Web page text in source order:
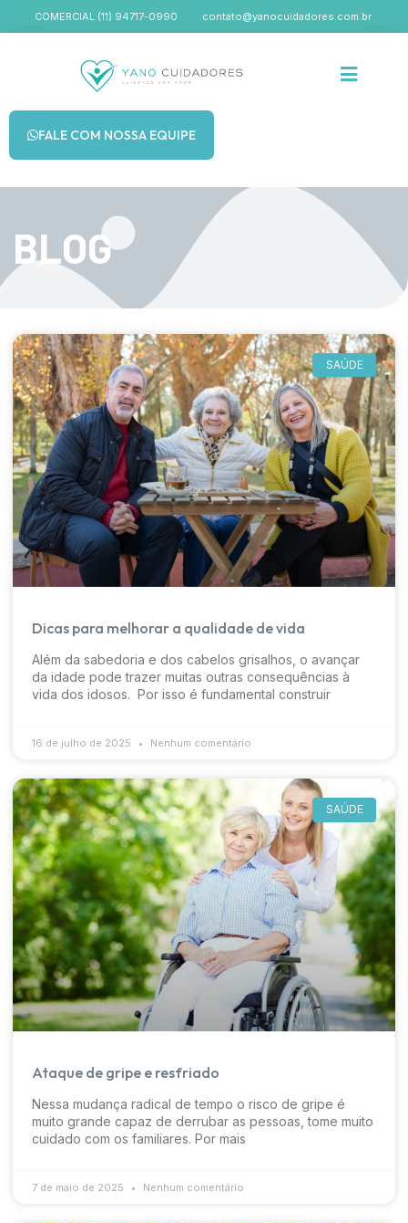
COMERCIAL (11) 94717-0990 contato@yanocuidadores.com.br
FALE COM NOSSA EQUIPE
BLOG
SAÚDE
Dicas para melhorar a qualidade de vida
Além da sabedoria e dos cabelos grisalhos, o avançar
da idade pode trazer muitas outras consequências à
vida dos idosos. Por isso é fundamental construir
16 de julho de 2025 Nenhum comentário
SAÚDE
Ataque de gripe e resfriado
Nessa mudança radical de tempo o risco de gripe é
muito grande capaz de derrubar as pessoas, tome muito
cuidado com os familiares. Por mais
7 de maio de 2025 Nenhum comentário